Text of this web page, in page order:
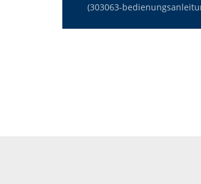
(303063-